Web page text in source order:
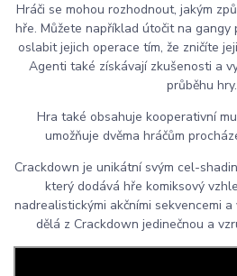
Hráči se mohou rozhodnout, jakým
hře. Můžete například útočit na
oslabit jejich operace tím, že zničíte
Agenti také získávají zkušenosti a
průběhu hry.
Hra také obsahuje kooperativní
umožňuje dvěma hráčům
Crackdown je unikátní svým cel-
který dodává hře komiksový
nadrealistickými akčními sekvencemi
dělá z Crackdown jedinečnou a